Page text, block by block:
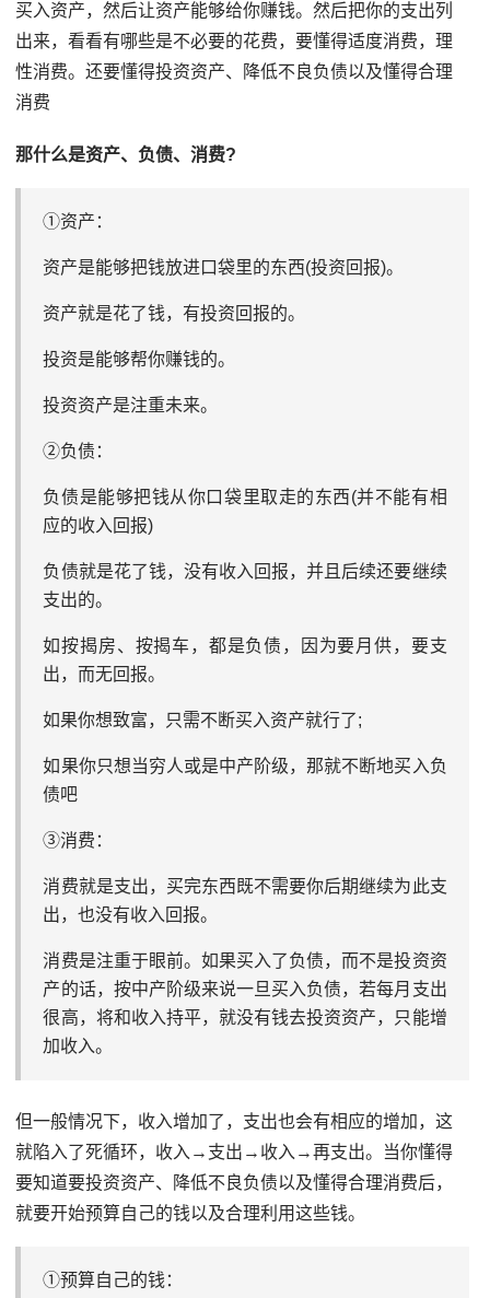
买入资产，然后让资产能够给你赚钱。然后把你的支出列
出来，看看有哪些是不必要的花费，要懂得适度消费，理
性消费。还要懂得投资资产、降低不良负债以及懂得合理
消费
那什么是资产、负债、消费?
①资产：
资产是能够把钱放进口袋里的东西(投资回报)。
资产就是花了钱，有投资回报的。
投资是能够帮你赚钱的。
投资资产是注重未来。
②负债：
负债是能够把钱从你口袋里取走的东西(并不能有相
应的收入回报)
负债就是花了钱，没有收入回报，并且后续还要继续
支出的。
如按揭房、按揭车，都是负债，因为要月供，要支
出，而无回报。
如果你想致富，只需不断买入资产就行了;
如果你只想当穷人或是中产阶级，那就不断地买入负
债吧
③消费：
消费就是支出，买完东西既不需要你后期继续为此支
出，也没有收入回报。
消费是注重于眼前。如果买入了负债，而不是投资资
产的话，按中产阶级来说一旦买入负债，若每月支出
很高，将和收入持平，就没有钱去投资资产，只能增
加收入。
但一般情况下，收入增加了，支出也会有相应的增加，这
就陷入了死循环，收入→支出→收入→再支出。当你懂得
要知道要投资资产、降低不良负债以及懂得合理消费后，
就要开始预算自己的钱以及合理利用这些钱。
①预算自己的钱：